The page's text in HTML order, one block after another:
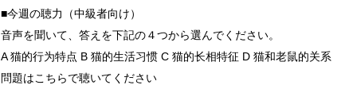
■今週の聴力（中級者向け）
音声を聞いて、答えを下記の４つから選んでください。
A 猫的行为特点 B 猫的生活习惯 C 猫的长相特征 D 猫和老鼠的关系
問題はこちらで聴いてください